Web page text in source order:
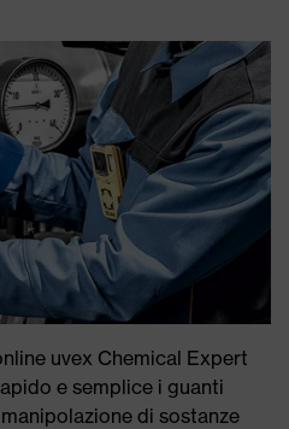
uvex Chemical Expert
e semplice i guanti
di sostanze